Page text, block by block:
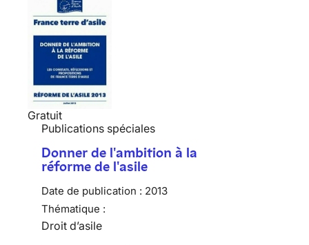
Gratuit
Publications spéciales
Donner de l'ambition à la
réforme de l'asile
Date de publication : 2013
Thématique :
Droit d’asile